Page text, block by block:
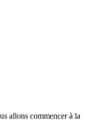
allons commencer à la